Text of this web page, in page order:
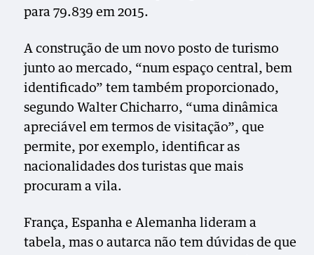
para 79.839 em 2015.
A construção de um novo posto de turismo
junto ao mercado, “num espaço central, bem
identificado” tem também proporcionado,
segundo Walter Chicharro, “uma dinâmica
apreciável em termos de visitação”, que
permite, por exemplo, identificar as
nacionalidades dos turistas que mais
procuram a vila.
França, Espanha e Alemanha lideram a
tabela, mas o autarca não tem dúvidas de que